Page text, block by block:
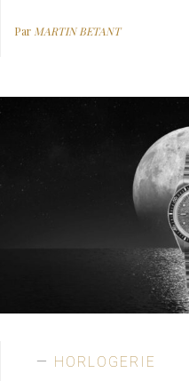
Par MARTIN BETANT
HORLOGERIE